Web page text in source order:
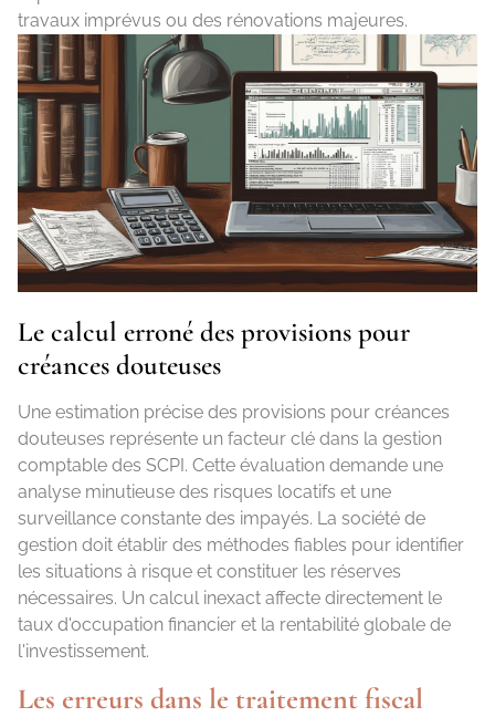
travaux imprévus ou des rénovations majeures.
Le calcul erroné des provisions pour
créances douteuses
Une estimation précise des provisions pour créances
douteuses représente un facteur clé dans la gestion
comptable des SCPI. Cette évaluation demande une
analyse minutieuse des risques locatifs et une
surveillance constante des impayés. La société de
gestion doit établir des méthodes fiables pour identifier
les situations à risque et constituer les réserves
nécessaires. Un calcul inexact affecte directement le
taux d'occupation financier et la rentabilité globale de
l'investissement.
Les erreurs dans le traitement fiscal